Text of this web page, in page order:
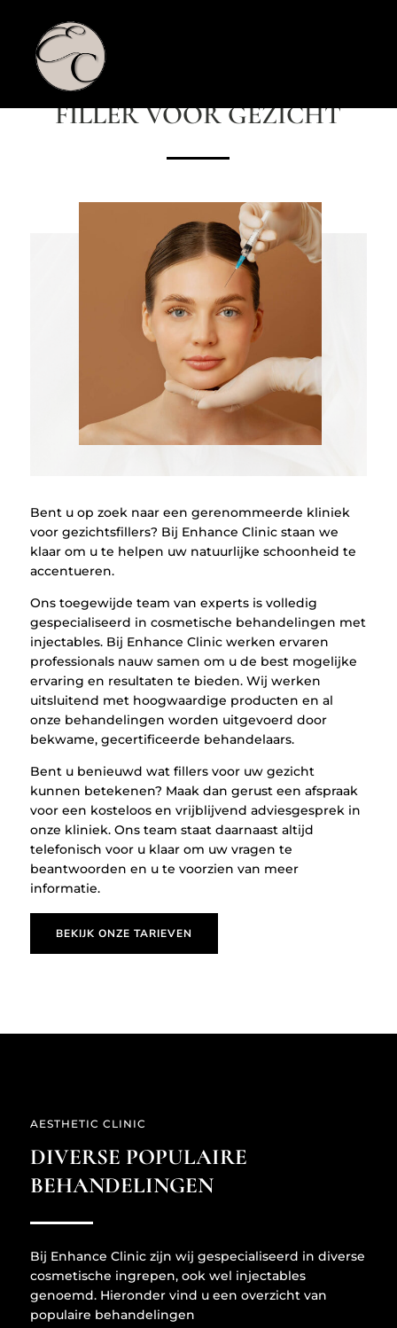
FILLER VOOR GEZICHT
Bent u op zoek naar een gerenommeerde kliniek
voor gezichtsfillers? Bij Enhance Clinic staan we
klaar om u te helpen uw natuurlijke schoonheid te
accentueren.
Ons toegewijde team van experts is volledig
gespecialiseerd in cosmetische behandelingen met
injectables. Bij Enhance Clinic werken ervaren
professionals nauw samen om u de best mogelijke
ervaring en resultaten te bieden. Wij werken
uitsluitend met hoogwaardige producten en al
onze behandelingen worden uitgevoerd door
bekwame, gecertificeerde behandelaars.
Bent u benieuwd wat fillers voor uw gezicht
kunnen betekenen? Maak dan gerust een afspraak
voor een kosteloos en vrijblijvend adviesgesprek in
onze kliniek. Ons team staat daarnaast altijd
telefonisch voor u klaar om uw vragen te
beantwoorden en u te voorzien van meer
informatie.
BEKIJK ONZE TARIEVEN
AESTHETIC CLINIC
DIVERSE POPULAIRE
BEHANDELINGEN
Bij Enhance Clinic zijn wij gespecialiseerd in diverse
cosmetische ingrepen, ook wel injectables
genoemd. Hieronder vind u een overzicht van
populaire behandelingen